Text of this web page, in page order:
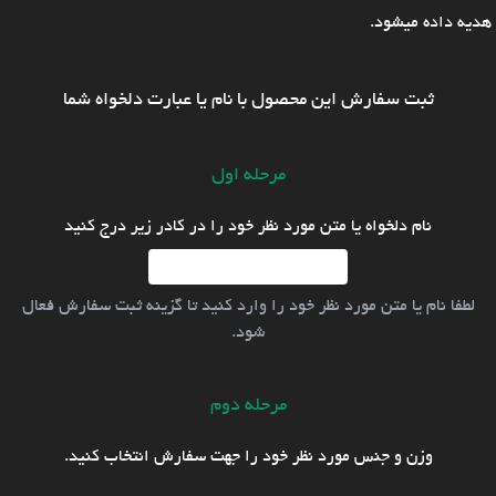
هدیه داده میشود.
ثبت سفارش این محصول با نام یا عبارت دلخواه شما
مرحله اول
نام دلخواه یا متن مورد نظر خود را در کادر زیر درج کنید
لطفا نام یا متن مورد نظر خود را وارد کنید تا گزینه ثبت سفارش فعال
شود.
مرحله دوم
وزن و جنس مورد نظر خود را جهت سفارش انتخاب کنید.